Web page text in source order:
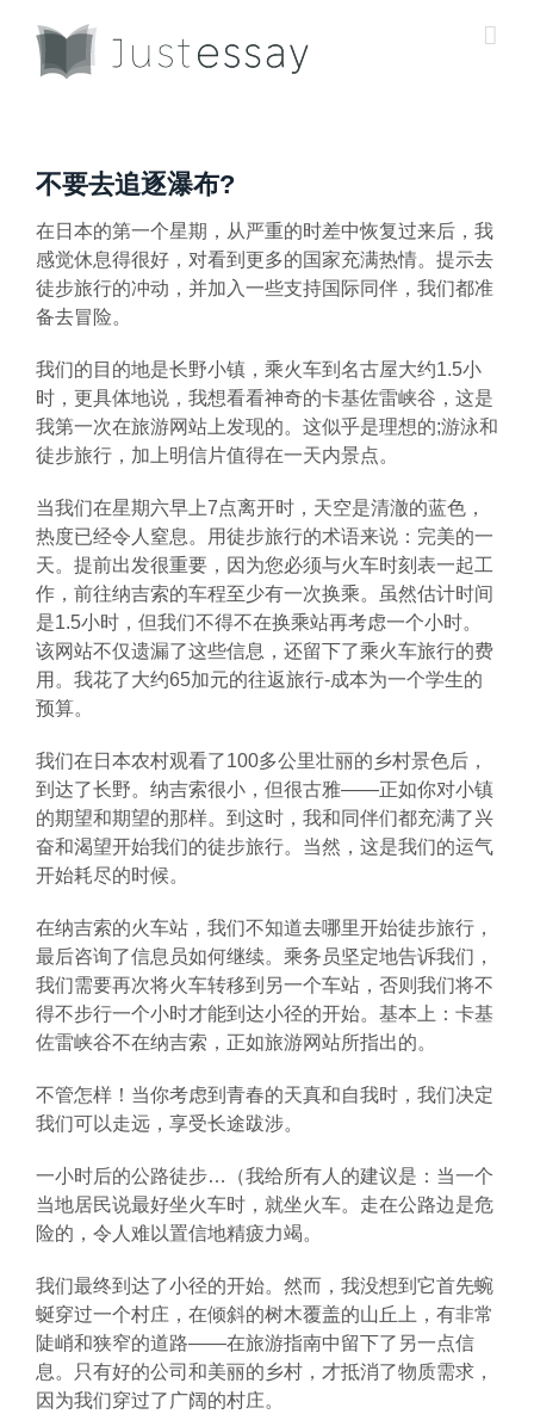
content
不要去追逐瀑布?
在日本的第一个星期，从严重的时差中恢复过来后，我
感觉休息得很好，对看到更多的国家充满热情。提示去
徒步旅行的冲动，并加入一些支持国际同伴，我们都准
备去冒险。
我们的目的地是长野小镇，乘火车到名古屋大约1.5小
时，更具体地说，我想看看神奇的卡基佐雷峡谷，这是
我第一次在旅游网站上发现的。这似乎是理想的;游泳和
徒步旅行，加上明信片值得在一天内景点。
当我们在星期六早上7点离开时，天空是清澈的蓝色，
热度已经令人窒息。用徒步旅行的术语来说：完美的一
天。提前出发很重要，因为您必须与火车时刻表一起工
作，前往纳吉索的车程至少有一次换乘。虽然估计时间
是1.5小时，但我们不得不在换乘站再考虑一个小时。
该网站不仅遗漏了这些信息，还留下了乘火车旅行的费
用。我花了大约65加元的往返旅行-成本为一个学生的
预算。
我们在日本农村观看了100多公里壮丽的乡村景色后，
到达了长野。纳吉索很小，但很古雅——正如你对小镇
的期望和期望的那样。到这时，我和同伴们都充满了兴
奋和渴望开始我们的徒步旅行。当然，这是我们的运气
开始耗尽的时候。
在纳吉索的火车站，我们不知道去哪里开始徒步旅行，
最后咨询了信息员如何继续。乘务员坚定地告诉我们，
我们需要再次将火车转移到另一个车站，否则我们将不
得不步行一个小时才能到达小径的开始。基本上：卡基
佐雷峡谷不在纳吉索，正如旅游网站所指出的。
不管怎样！当你考虑到青春的天真和自我时，我们决定
我们可以走远，享受长途跋涉。
一小时后的公路徒步…（我给所有人的建议是：当一个
当地居民说最好坐火车时，就坐火车。走在公路边是危
险的，令人难以置信地精疲力竭。
我们最终到达了小径的开始。然而，我没想到它首先蜿
蜒穿过一个村庄，在倾斜的树木覆盖的山丘上，有非常
陡峭和狭窄的道路——在旅游指南中留下了另一点信
息。只有好的公司和美丽的乡村，才抵消了物质需求，
因为我们穿过了广阔的村庄。